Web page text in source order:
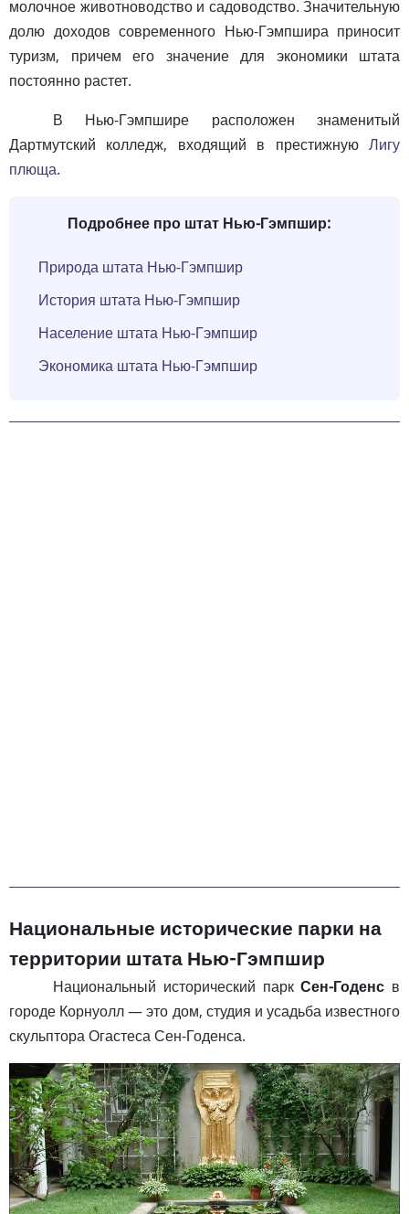
молочное животноводство и садоводство. Значительную
долю доходов современного Нью-Гэмпшира приносит
туризм, причем его значение для экономики штата
постоянно растет.
В Нью-Гэмпшире расположен знаменитый
Дартмутский колледж, входящий в престижную Лигу
плюща.
Подробнее про штат Нью-Гэмпшир:
Природа штата Нью-Гэмпшир
История штата Нью-Гэмпшир
Население штата Нью-Гэмпшир
Экономика штата Нью-Гэмпшир
Национальные исторические парки на
территории штата Нью-Гэмпшир
Национальный исторический паркСен-Годенс в
городе Корнуолл — это дом, студия и усадьба известного
скульптора Огастеса Сен-Годенса.